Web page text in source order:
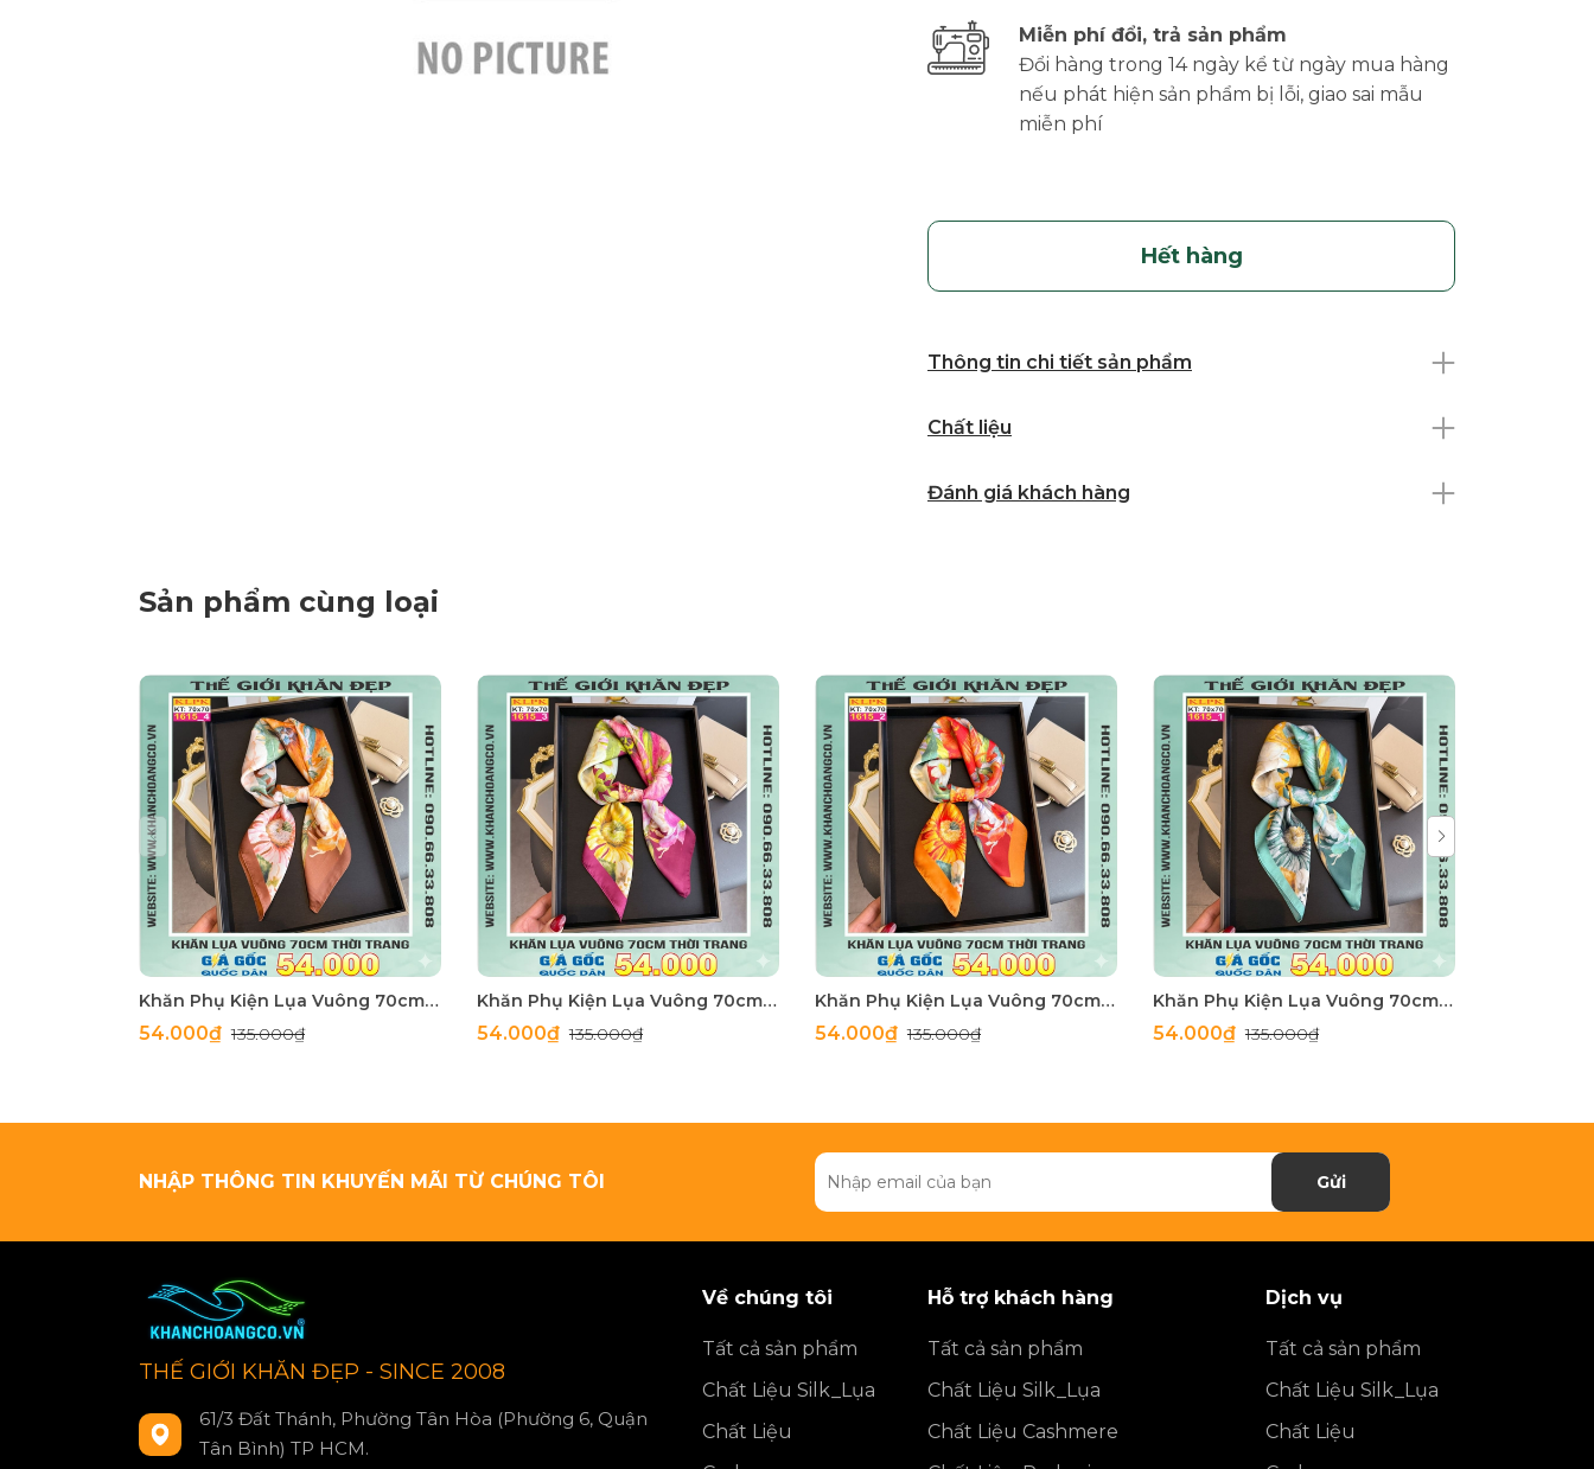
Miễn phí đổi, trả sản phẩm
Đổi hàng trong 14 ngày kể từ ngày mua hàng
nếu phát hiện sản phẩm bị lỗi, giao sai mẫu
miễn phí
Hết hàng
Thông tin chi tiết sản phẩm
Chất liệu
Đánh giá khách hàng
Sản phẩm cùng loại
Khăn Phụ Kiện Lụa Vuông 70cm - Thế Giới Khăn Đẹp C1062_4
54.000₫135.000₫
Khăn Phụ Kiện Lụa Vuông 70cm - Thế Giới Khăn Đẹp C1062_3
54.000₫135.000₫
Khăn Phụ Kiện Lụa Vuông 70cm - Thế Giới Khăn Đẹp C1062_2
54.000₫135.000₫
Khăn Phụ Kiện Lụa Vuông 70cm - Thế Giới Khăn Đẹp C1062_1
54.000₫135.000₫
NHẬP THÔNG TIN KHUYẾN MÃI TỪ CHÚNG TÔI Gửi
THẾ GIỚI KHĂN ĐẸP - SINCE 2008
61/3 Đất Thánh, Phường Tân Hòa (Phường 6, Quận
Tân Bình) TP HCM.
Về chúng tôi
Tất cả sản phẩm
Chất Liệu Silk_Lụa
Chất Liệu
Hỗ trợ khách hàng
Tất cả sản phẩm
Chất Liệu Silk_Lụa
Chất Liệu Cashmere
Dịch vụ
Tất cả sản phẩm
Chất Liệu Silk_Lụa
Chất Liệu